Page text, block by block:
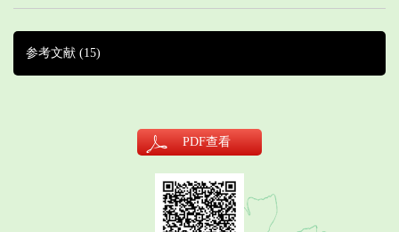
参考文献 (15)
PDF查看